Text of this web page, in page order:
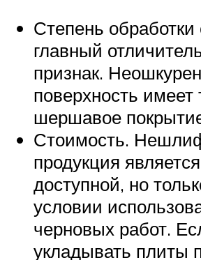
Степень обработки
главный
признак.
поверхность имеет
шершавое
Стоимость.
продукция
доступной, но
условии
черновых работ.
укладывать плиты